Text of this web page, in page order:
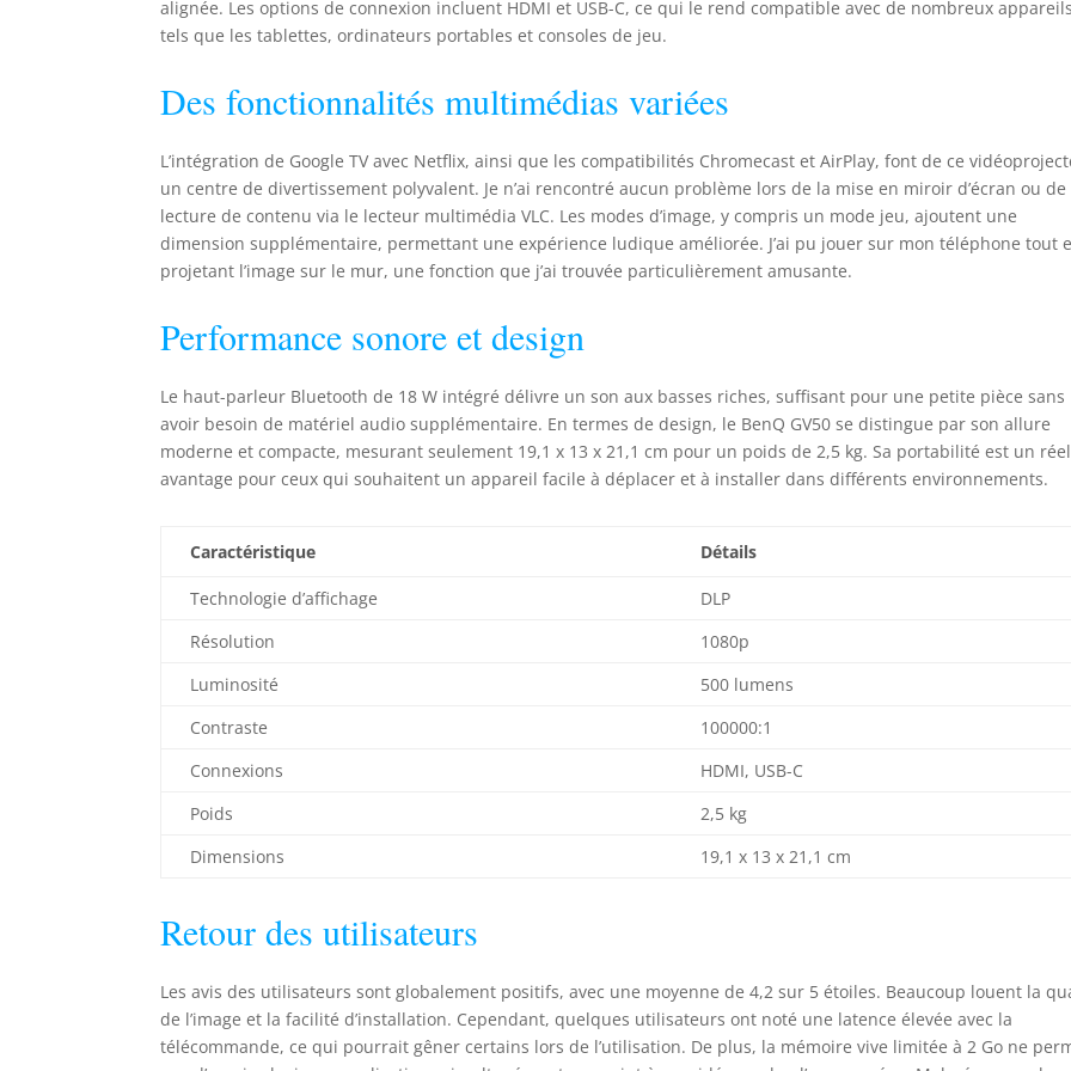
alignée. Les options de connexion incluent HDMI et USB-C, ce qui le rend compatible avec de nombreux appareils
tels que les tablettes, ordinateurs portables et consoles de jeu.
Des fonctionnalités multimédias variées
L’intégration de Google TV avec Netflix, ainsi que les compatibilités Chromecast et AirPlay, font de ce
un centre de divertissement polyvalent. Je n’ai rencontré aucun problème lors de la mise en miroir d’écran ou de
lecture de contenu via le lecteur multimédia VLC. Les modes d’image, y compris un mode jeu, ajoutent une
dimension supplémentaire, permettant une expérience ludique améliorée. J’ai pu jouer sur mon téléphone tout
projetant l’image sur le mur, une fonction que j’ai trouvée particulièrement amusante.
Performance sonore et design
Le haut-parleur Bluetooth de 18 W intégré délivre un son aux basses riches, suffisant pour une petite pièce sans
avoir besoin de matériel audio supplémentaire. En termes de design, le BenQ GV50 se distingue par son allure
moderne et compacte, mesurant seulement 19,1 x 13 x 21,1 cm pour un poids de 2,5 kg. Sa portabilité est un réel
avantage pour ceux qui souhaitent un appareil facile à déplacer et à installer dans différents environnements.
Caractéristique Détails
Technologie d’affichage
DLP
Résolution
1080p
Luminosité
500 lumens
Contraste
100000:1
Connexions
HDMI, USB-C
Poids
2,5 kg
Dimensions
19,1 x 13 x 21,1 cm
Retour des utilisateurs
Les avis des utilisateurs sont globalement positifs, avec une moyenne de 4,2 sur 5 étoiles. Beaucoup louent la
de l’image et la facilité d’installation. Cependant, quelques utilisateurs ont noté une latence élevée avec la
télécommande, ce qui pourrait gêner certains lors de l’utilisation. De plus, la mémoire vive limitée à 2 Go ne